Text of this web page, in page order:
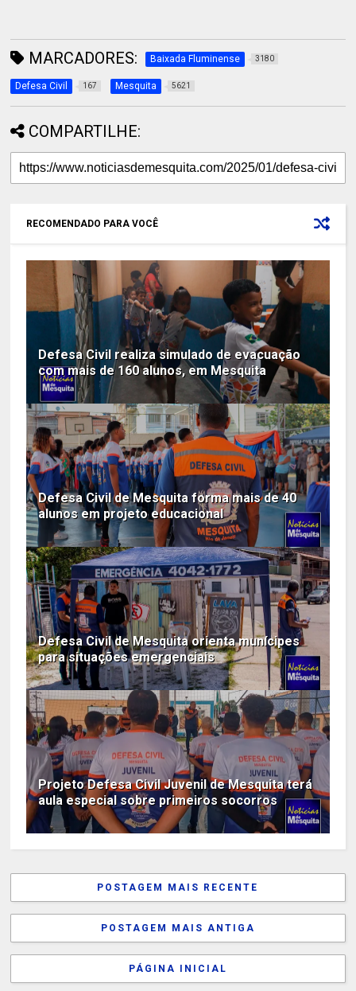
MARCADORES: Baixada Fluminense 3180
Defesa Civil 167 Mesquita 5621
COMPARTILHE:
RECOMENDADO PARA VOCÊ
Defesa Civil realiza simulado de evacuação
com mais de 160 alunos, em Mesquita
Defesa Civil de Mesquita forma mais de 40
alunos em projeto educacional
Defesa Civil de Mesquita orienta munícipes
para situações emergenciais
Projeto Defesa Civil Juvenil de Mesquita terá
aula especial sobre primeiros socorros
POSTAGEM MAIS RECENTE
POSTAGEM MAIS ANTIGA
PÁGINA INICIAL